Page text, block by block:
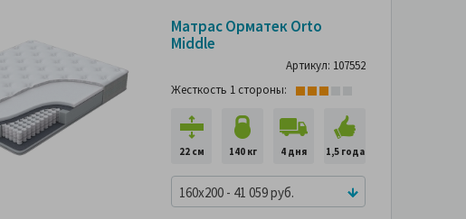
Матрас Орматек Orto
Middle
Артикул: 107552
Жесткость 1 стороны:
22 см 140 кг 4 дня 1,5 года
160x200 - 41 059 руб.